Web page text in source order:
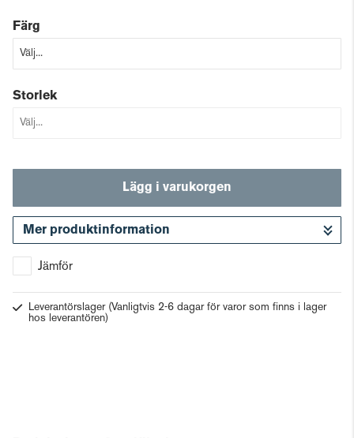
Färg
Storlek
Lägg i varukorgen
Mer produktinformation
Jämför
Leverantörslager (Vanligtvis 2-6 dagar för varor som finns i lager
hos leverantören)